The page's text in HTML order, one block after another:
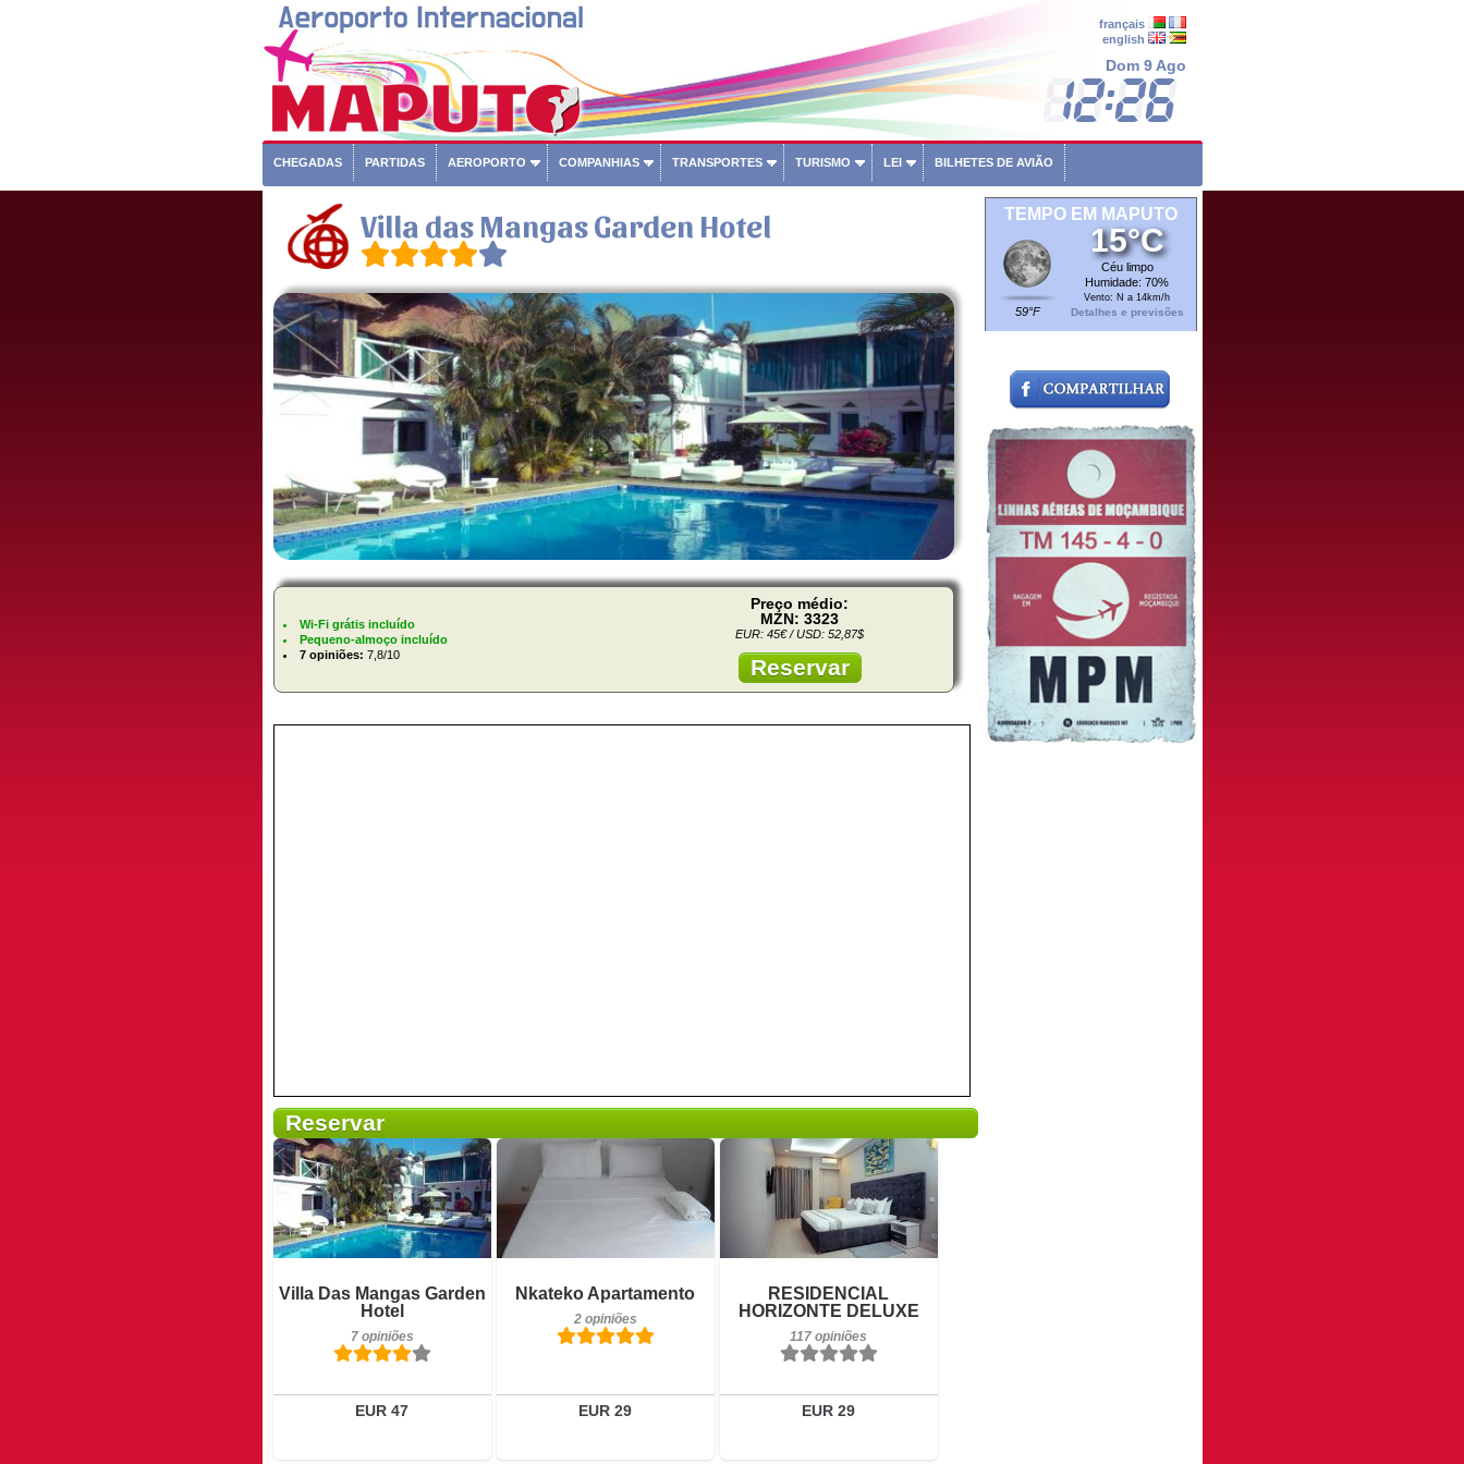
français
english
Dom 9 Ago
CHEGADAS PARTIDAS AEROPORTO COMPANHIAS TRANSPORTES TURISMO LEI BILHETES DE AVIÃO
Villa das Mangas Garden Hotel
Wi-Fi grátis incluído
Pequeno-almoço incluído
7 opiniões: 7,8/10
Preço médio:
MZN: 3323
EUR: 45€ / USD: 52,87$
Reservar
Reservar
Villa Das Mangas Garden
Hotel
7 opiniões
EUR 47
7 opiniões
Detalhes
Reservar
Nkateko Apartamento
2 opiniões
EUR 29
2 opiniões
Detalhes
Reservar
RESIDENCIAL
HORIZONTE DELUXE
117 opiniões
EUR 29
117 opiniões
Detalhes
Reservar
TEMPO EM MAPUTO
59°F
15°C
Céu limpo
Humidade: 70%
Vento: N a 14km/h
Detalhes e previsões